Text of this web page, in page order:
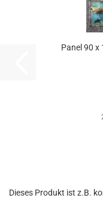
Panel 90 x
Dieses Produkt ist z.B.